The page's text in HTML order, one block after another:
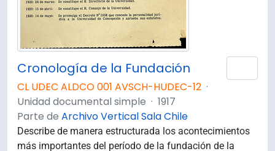
Cronología de la Fundación
CL UDEC ALDCO 001 AVSCH-HUDEC-12 ·
Unidad documental simple · 1917
Parte de Archivo Vertical Sala Chile
Describe de manera estructurada los acontecimientos
más importantes del período de la fundación de la